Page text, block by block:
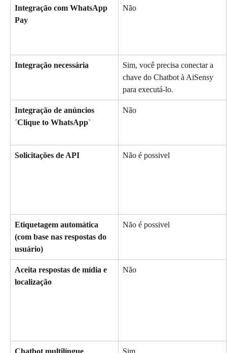
Integração com WhatsApp
Pay
Não
Integração necessária
Sim, você precisa conectar a
chave do Chatbot à AiSensy
para executá-lo.
Integração de anúncios
´Clique to WhatsApp`
Não
Solicitações de API Não é possivel
Etiquetagem automática
(com base nas respostas do
usuário)
Não é possivel
Aceita respostas de mídia e
localização
Não